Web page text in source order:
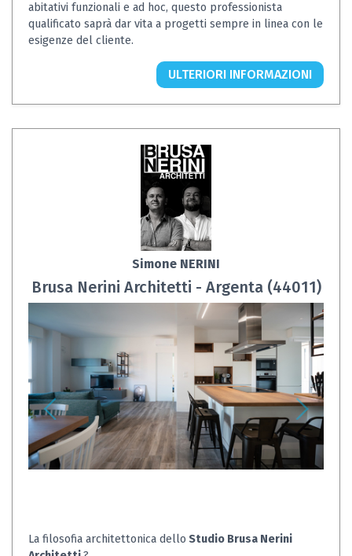
abitativi funzionali e ad hoc, questo professionista
qualificato saprà dar vita a progetti sempre in linea con le
esigenze del cliente.
ULTERIORI INFORMAZIONI
Simone NERINI
Brusa Nerini Architetti - Argenta (44011)
La filosofia architettonica dello Studio Brusa Nerini